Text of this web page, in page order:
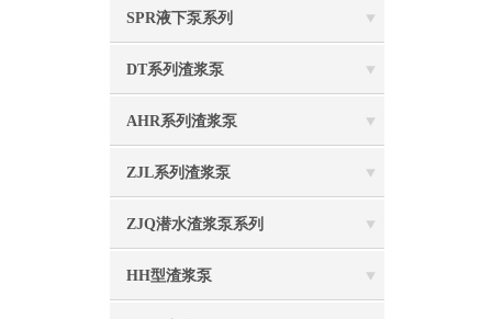
SPR液下泵系列
DT系列渣浆泵
AHR系列渣浆泵
ZJL系列渣浆泵
ZJQ潜水渣浆泵系列
HH型渣浆泵